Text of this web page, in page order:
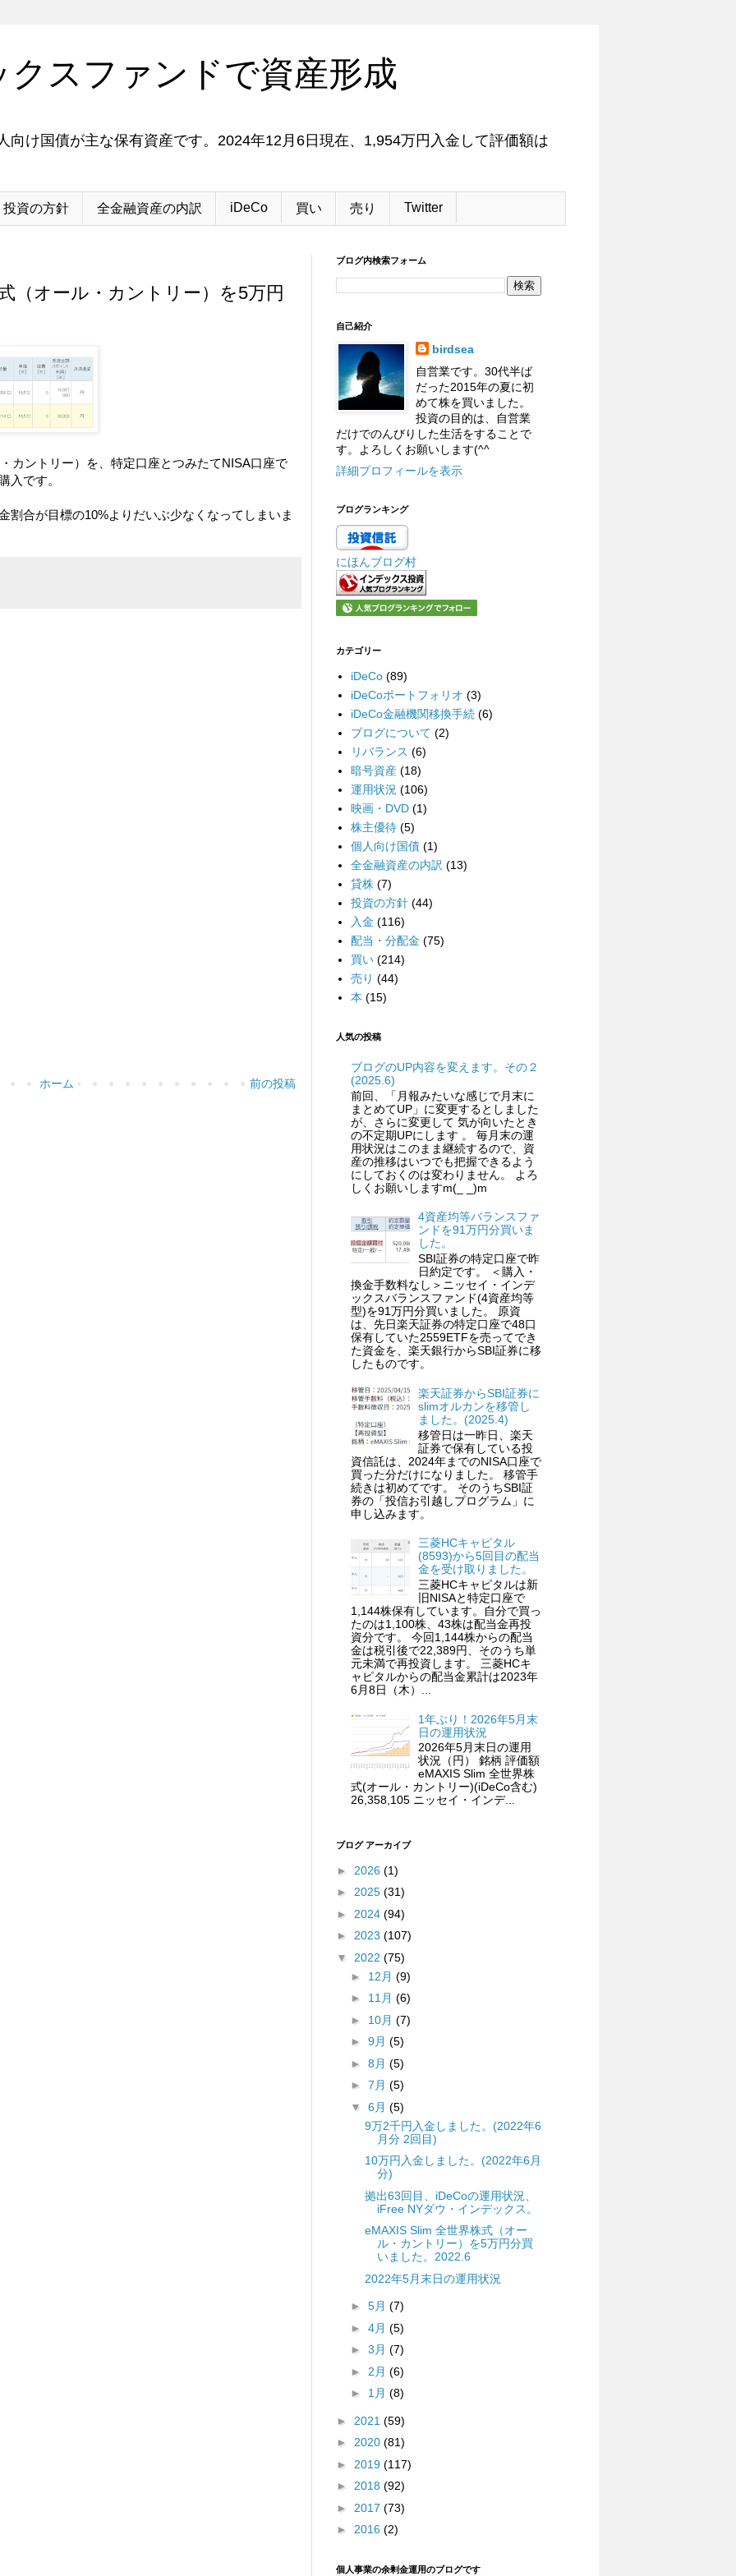
スファンドで資産形成
向け国債が主な保有資産です。2024年12月6日現在、1,954万円入金して評価額は
投資の方針 全金融資産の内訳 iDeCo 買い 売り Twitter
（オール・カントリー）を5万円
カントリー）を、特定口座とつみたてNISA口座で
入です。
割合が目標の10%よりだいぶ少なくなってしまいま
前の投稿
ホーム
ブログ内検索フォーム
自己紹介
birdsea
自営業です。30代半ば
だった2015年の夏に初
めて株を買いました。
投資の目的は、自営業
だけでのんびりした生活をすることで
す。よろしくお願いします(^^
詳細プロフィールを表示
ブログランキング
にほんブログ村
カテゴリー
iDeCo (89)
iDeCoポートフォリオ (3)
iDeCo金融機関移換手続 (6)
ブログについて (2)
リバランス (6)
暗号資産 (18)
運用状況 (106)
映画・DVD (1)
株主優待 (5)
個人向け国債 (1)
全金融資産の内訳 (13)
貸株 (7)
投資の方針 (44)
入金 (116)
配当・分配金 (75)
買い (214)
売り (44)
本 (15)
人気の投稿
ブログのUP内容を変えます。その２
(2025.6)
前回、「月報みたいな感じで月末に
まとめてUP」に変更するとしました
が、さらに変更して 気が向いたとき
の不定期UPにします 。 毎月末の運
用状況はこのまま継続するので、資
産の推移はいつでも把握できるよう
にしておくのは変わりません。 よろ
しくお願いしますm(_ _)m
4資産均等バランスファ
ンドを91万円分買いま
した。
SBI証券の特定口座で昨
日約定です。 ＜購入・
換金手数料なし＞ニッセイ・インデ
ックスバランスファンド(4資産均等
型)を91万円分買いました。 原資
は、先日楽天証券の特定口座で48口
保有していた2559ETFを売ってでき
た資金を、楽天銀行からSBI証券に移
したものです。
楽天証券からSBI証券に
slimオルカンを移管し
ました。(2025.4)
移管日は一昨日、楽天
証券で保有している投
資信託は、2024年までのNISA口座で
買った分だけになりました。 移管手
続きは初めてです。 そのうちSBI証
券の「投信お引越しプログラム」に
申し込みます。
三菱HCキャピタル
(8593)から5回目の配当
金を受け取りました。
三菱HCキャピタルは新
旧NISAと特定口座で
1,144株保有しています。自分で買っ
たのは1,100株、43株は配当金再投
資分です。 今回1,144株からの配当
金は税引後で22,389円、そのうち単
元未満で再投資します。 三菱HCキ
ャピタルからの配当金累計は2023年
6月8日（木）...
1年ぶり！2026年5月末
日の運用状況
2026年5月末日の運用
状況（円） 銘柄 評価額
eMAXIS Slim 全世界株
式(オール・カントリー)(iDeCo含む)
26,358,105 ニッセイ・インデ...
ブログ アーカイブ
► 2026 (1)
► 2025 (31)
► 2024 (94)
► 2023 (107)
▼ 2022 (75)
► 12月 (9)
► 11月 (6)
► 10月 (7)
► 9月 (5)
► 8月 (5)
► 7月 (5)
▼ 6月 (5)
9万2千円入金しました。(2022年6
月分 2回目)
10万円入金しました。(2022年6月
分)
拠出63回目、iDeCoの運用状況、
iFree NYダウ・インデックス。
eMAXIS Slim 全世界株式（オー
ル・カントリー）を5万円分買
いました。2022.6
2022年5月末日の運用状況
► 5月 (7)
► 4月 (5)
► 3月 (7)
► 2月 (6)
► 1月 (8)
► 2021 (59)
► 2020 (81)
► 2019 (117)
► 2018 (92)
► 2017 (73)
► 2016 (2)
個人事業の余剰金運用のブログです